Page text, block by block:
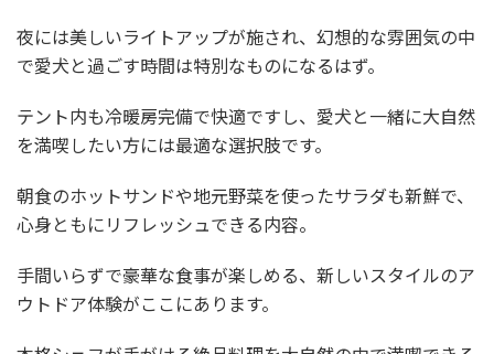
夜には美しいライトアップが施され、幻想的な雰囲気の中
で愛犬と過ごす時間は特別なものになるはず。
テント内も冷暖房完備で快適ですし、愛犬と一緒に大自然
を満喫したい方には最適な選択肢です。
朝食のホットサンドや地元野菜を使ったサラダも新鮮で、
心身ともにリフレッシュできる内容。
手間いらずで豪華な食事が楽しめる、新しいスタイルのア
ウトドア体験がここにあります。